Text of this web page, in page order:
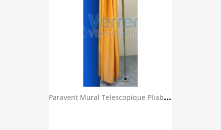
P
Aravent Mural Telescopique Pliable Toile PVC M...